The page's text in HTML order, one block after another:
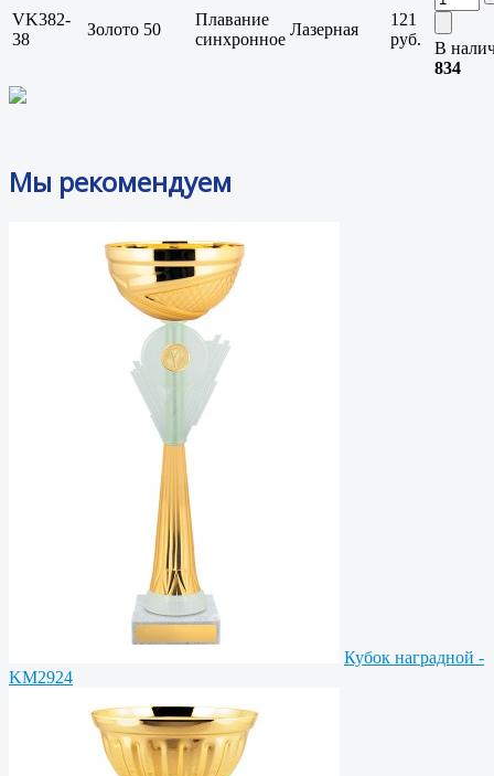
VK382-
38
Золото 50
Плавание
синхронное
Лазерная
121
руб.
В
834
Мы рекомендуем
Кубок наградной -
KM2924